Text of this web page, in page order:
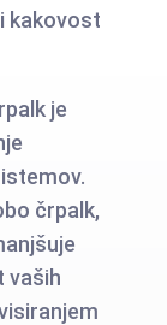
kakovost
je
črpalk,
vaših